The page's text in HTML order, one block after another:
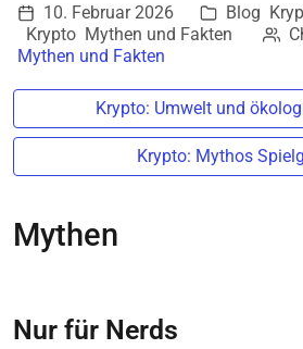
10. Februar 2026 Blog
Krypto Mythen und Fakten
Mythen und Fakten
Krypto: Umwelt und
Krypto: Mythos
Mythen
Nur für Nerds